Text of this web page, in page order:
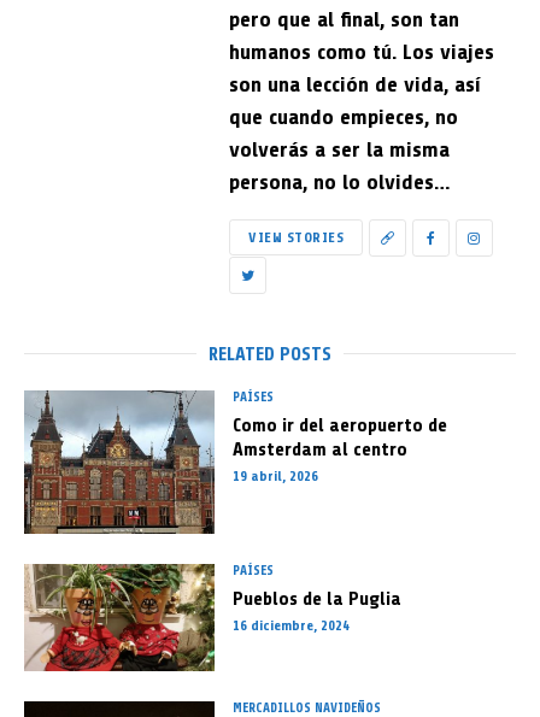
pero que al final, son tan
humanos como tú. Los viajes
son una lección de vida, así
que cuando empieces, no
volverás a ser la misma
persona, no lo olvides…
VIEW STORIES
RELATED POSTS
PAÍSES
Como ir del aeropuerto de
Amsterdam al centro
19 abril, 2026
PAÍSES
Pueblos de la Puglia
16 diciembre, 2024
MERCADILLOS NAVIDEÑOS